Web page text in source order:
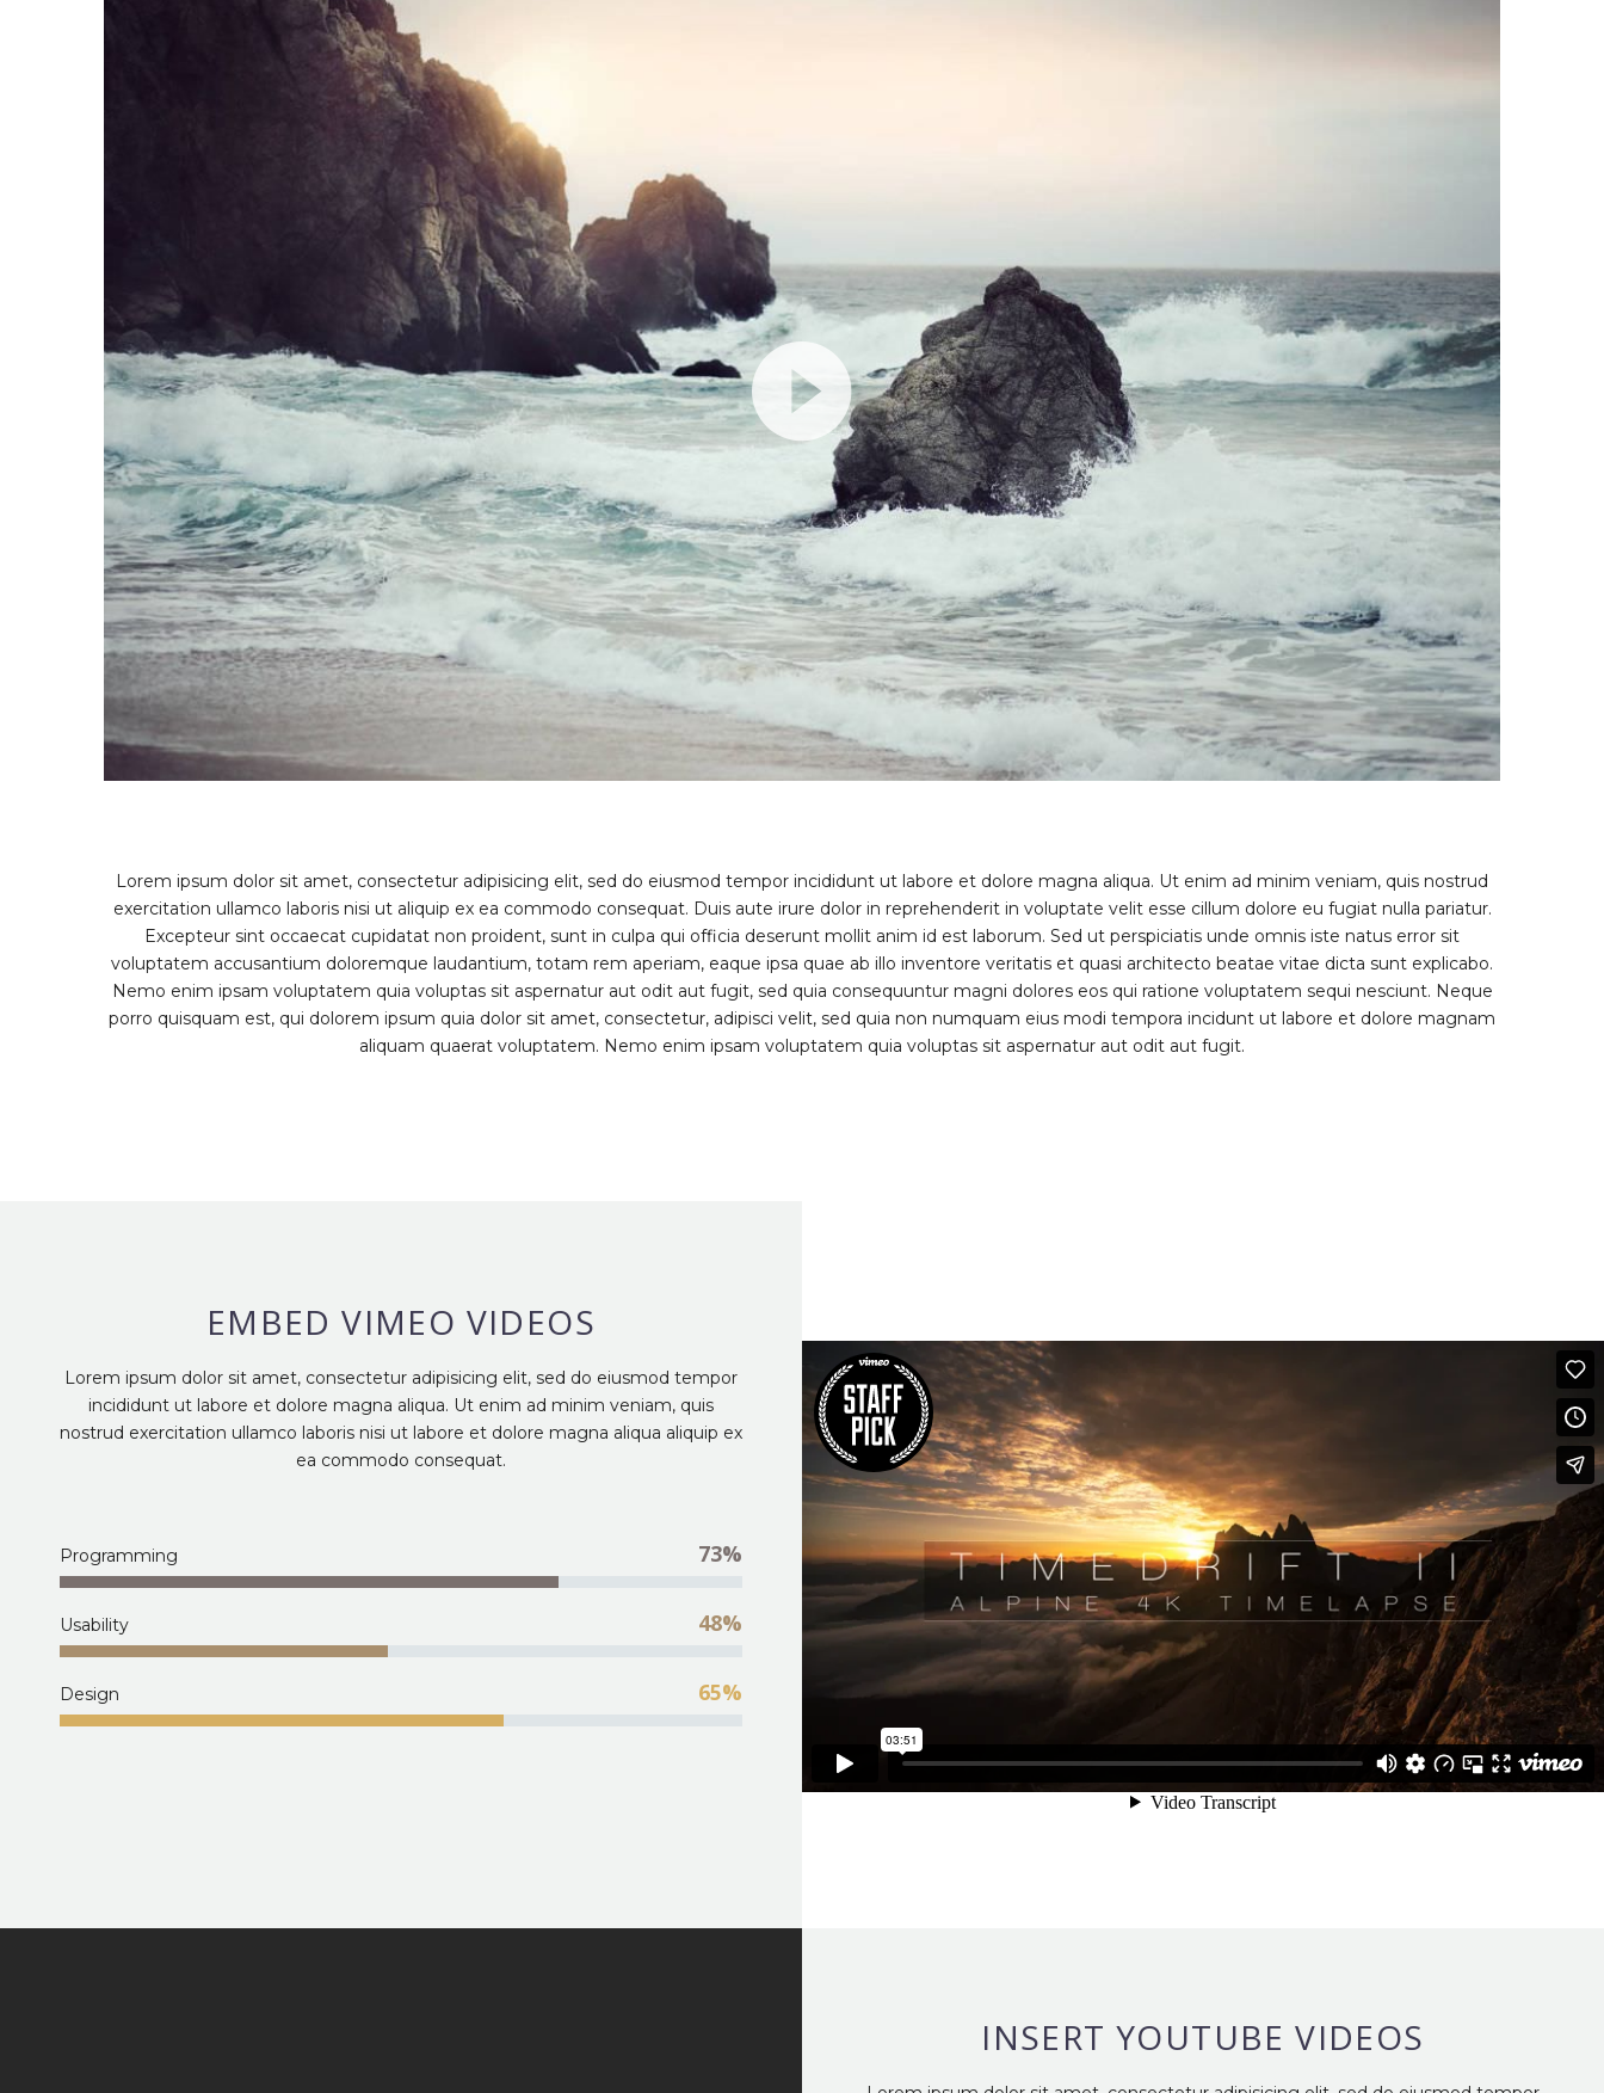
Lorem ipsum dolor sit amet, consectetur adipisicing elit, sed do eiusmod tempor incididunt ut labore et dolore magna aliqua. Ut enim ad minim veniam, quis nostrud
exercitation ullamco laboris nisi ut aliquip ex ea commodo consequat. Duis aute irure dolor in reprehenderit in voluptate velit esse cillum dolore eu fugiat nulla pariatur.
Excepteur sint occaecat cupidatat non proident, sunt in culpa qui officia deserunt mollit anim id est laborum. Sed ut perspiciatis unde omnis iste natus error sit
voluptatem accusantium doloremque laudantium, totam rem aperiam, eaque ipsa quae ab illo inventore veritatis et quasi architecto beatae vitae dicta sunt explicabo.
Nemo enim ipsam voluptatem quia voluptas sit aspernatur aut odit aut fugit, sed quia consequuntur magni dolores eos qui ratione voluptatem sequi nesciunt. Neque
porro quisquam est, qui dolorem ipsum quia dolor sit amet, consectetur, adipisci velit, sed quia non numquam eius modi tempora incidunt ut labore et dolore magnam
aliquam quaerat voluptatem. Nemo enim ipsam voluptatem quia voluptas sit aspernatur aut odit aut fugit.
EMBED VIMEO VIDEOS
Lorem ipsum dolor sit amet, consectetur adipisicing elit, sed do eiusmod tempor
incididunt ut labore et dolore magna aliqua. Ut enim ad minim veniam, quis
nostrud exercitation ullamco laboris nisi ut labore et dolore magna aliqua aliquip ex
ea commodo consequat.
Programming 73%
Usability 48%
Design 65%
INSERT YOUTUBE VIDEOS